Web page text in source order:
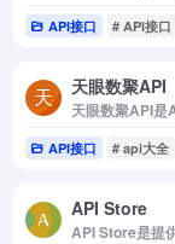
API接口 # API接口
天眼数聚API
天眼数聚API是
API接口 # api大全
API Store
API Store是提